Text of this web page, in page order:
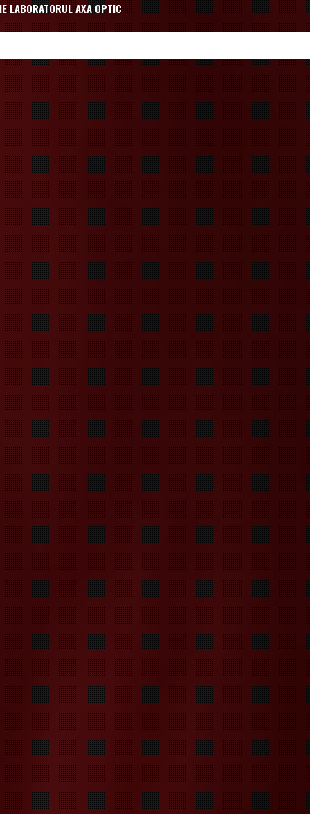
LABORATORUL AXA OPTIC